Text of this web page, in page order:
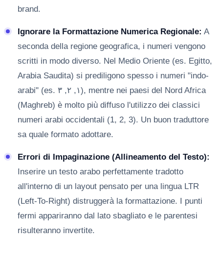
brand.
Ignorare la Formattazione Numerica Regionale: A
seconda della regione geografica, i numeri vengono
scritti in modo diverso. Nel Medio Oriente (es. Egitto,
Arabia Saudita) si prediligono spesso i numeri "indo-
arabi" (es. ١, ٢, ٣), mentre nei paesi del Nord Africa
(Maghreb) è molto più diffuso l'utilizzo dei classici
numeri arabi occidentali (1, 2, 3). Un buon traduttore
sa quale formato adottare.
Errori di Impaginazione (Allineamento del Testo):
Inserire un testo arabo perfettamente tradotto
all'interno di un layout pensato per una lingua LTR
(Left-To-Right) distruggerà la formattazione. I punti
fermi appariranno dal lato sbagliato e le parentesi
risulteranno invertite.